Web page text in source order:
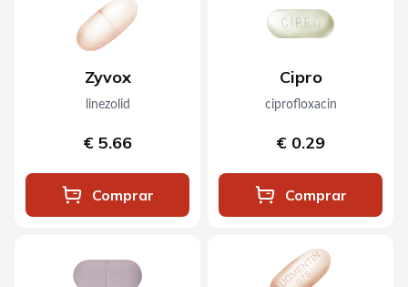
Zyvox
linezolid
€ 5.66
Comprar
Cipro
ciprofloxacin
€ 0.29
Comprar